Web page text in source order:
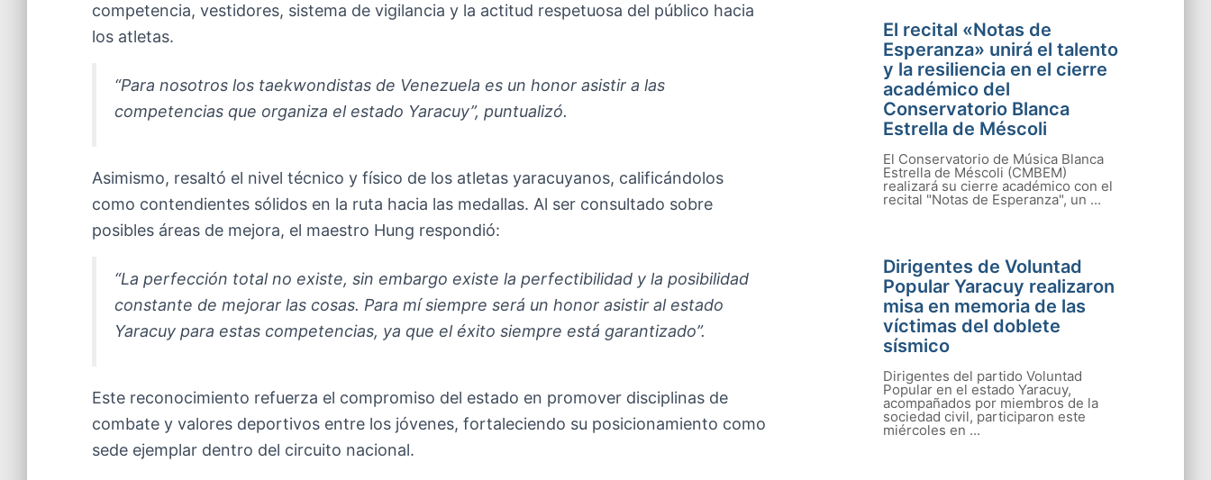
competencia, vestidores, sistema de vigilancia y la actitud respetuosa del público hacia
los atletas.
“Para nosotros los taekwondistas de Venezuela es un honor asistir a las
competencias que organiza el estado Yaracuy”, puntualizó.
Asimismo, resaltó el nivel técnico y físico de los atletas yaracuyanos, calificándolos
como contendientes sólidos en la ruta hacia las medallas. Al ser consultado sobre
posibles áreas de mejora, el maestro Hung respondió:
“La perfección total no existe, sin embargo existe la perfectibilidad y la posibilidad
constante de mejorar las cosas. Para mí siempre será un honor asistir al estado
Yaracuy para estas competencias, ya que el éxito siempre está garantizado”.
Este reconocimiento refuerza el compromiso del estado en promover disciplinas de
combate y valores deportivos entre los jóvenes, fortaleciendo su posicionamiento como
sede ejemplar dentro del circuito nacional.
El recital «Notas de
Esperanza» unirá el talento
y la resiliencia en el cierre
académico del
Conservatorio Blanca
Estrella de Méscoli
El Conservatorio de Música Blanca
Estrella de Méscoli (CMBEM)
realizará su cierre académico con el
recital "Notas de Esperanza", un ...
Dirigentes de Voluntad
Popular Yaracuy realizaron
misa en memoria de las
víctimas del doblete
sísmico
Dirigentes del partido Voluntad
Popular en el estado Yaracuy,
acompañados por miembros de la
sociedad civil, participaron este
miércoles en ...